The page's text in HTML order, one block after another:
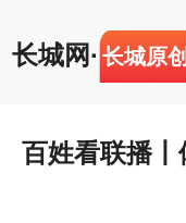
长城网· 长城原创
百姓看联播丨